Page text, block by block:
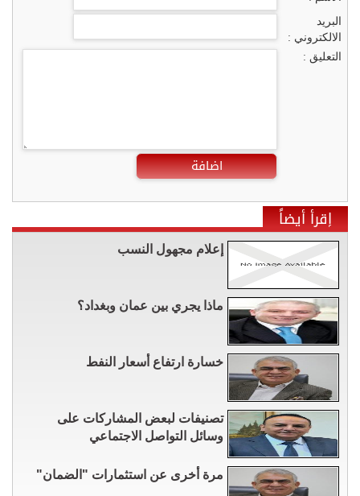
البريد
الالكتروني :
التعليق :
اضافة
إقرأ أيضاً
إعلام مجهول النسب
ماذا يجري بين عمان وبغداد؟
خسارة ارتفاع أسعار النفط
تصنيفات لبعض المشاركات على
وسائل التواصل الاجتماعي
مرة أخرى عن استثمارات "الضمان"